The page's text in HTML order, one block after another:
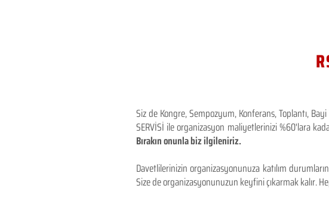
Siz de Kongre, Sempozyum, Konferans, Toplantı,
SERVİSİ ile organizasyon maliyetlerinizi %60'lara
Bırakın onunla biz ilgileniriz.
Davetlilerinizin organizasyonunuza katılım
Size de organizasyonunuzun keyfini çıkarmak kalır.